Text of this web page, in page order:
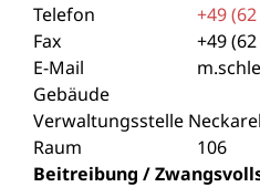
Telefon +49 (62
Fax
+49 (62
E-Mail
Gebäude
Verwaltungsstelle
Raum
106
Beitreibung /